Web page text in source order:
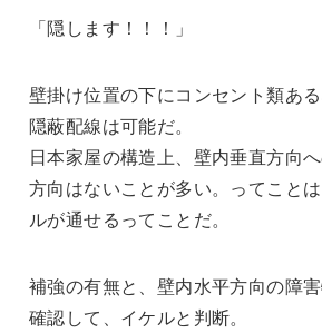
「隠します！！！」
壁掛け位置の下にコンセント類あ
隠蔽配線は可能だ。
日本家屋の構造上、壁内垂直方向
方向はないことが多い。ってこと
ルが通せるってことだ。
補強の有無と、壁内水平方向の障
確認して、イケルと判断。